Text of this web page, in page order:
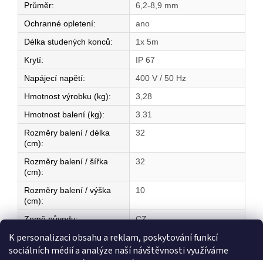
K personalizaci obsahu a reklam, poskytování funkcí
sociálních médií a analýze naší návštěvnosti využíváme
Průměr:
6,2-8,9 mm
Ochranné opletení:
ano
Délka studených konců:
1x 5m
Krytí:
IP 67
Napájecí napětí:
400 V / 50 Hz
Hmotnost výrobku (kg):
3,28
Hmotnost balení (kg):
3.31
Rozměry balení / délka
(cm):
32
Rozměry balení / šířka
(cm):
32
Rozměry balení / výška
(cm):
10
Země původu: CZ